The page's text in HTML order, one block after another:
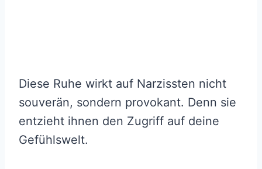
Diese Ruhe wirkt auf Narzissten nicht
souverän, sondern provokant. Denn sie
entzieht ihnen den Zugriff auf deine
Gefühlswelt.